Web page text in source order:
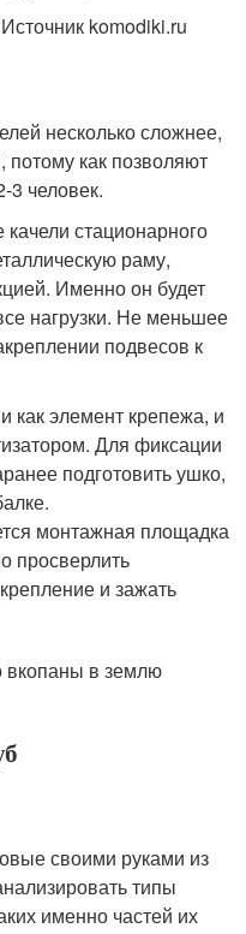
komodiki.ru
несколько сложнее,
как позволяют
3 человек.
стационарного
раму,
Именно он будет
нагрузки. Не меньшее
подвесов к
как элемент крепежа, и
Для фиксации
подготовить ушко,
монтажная площадка
просверлить
и зажать
вкопаны в землю
своими руками из
типы
именно частей их